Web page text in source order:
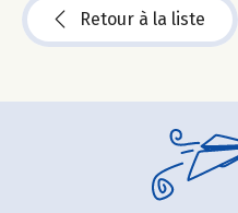
Retour à la liste